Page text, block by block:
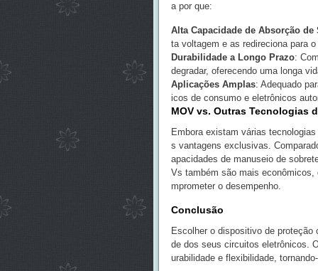
a por que:
Alta Capacidade de Absorção de
ta voltagem e as redireciona para
Durabilidade a Longo Prazo:
degradar, oferecendo uma longa
Aplicações Amplas: Adequado
icos de consumo e eletrônicos
MOV vs. Outras Tecnologias
Embora existam várias
s vantagens exclusivas.
apacidades de manuseio de
Vs também são mais econômicos,
mprometer o desempenho.
Conclusão
Escolher o dispositivo de
de dos seus circuitos eletrônicos.
urabilidade e flexibilidade,